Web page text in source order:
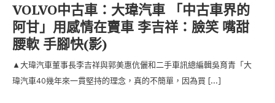
VOLVO中古車：大瑋汽車 「中古車界的
阿甘」用感情在賣車 李吉祥：臉笑 嘴甜
腰軟 手腳快(影)
▲大瑋汽車董事長李吉祥與郭美惠伉儷和二手車訊總編輯吳育青「大
瑋汽車40幾年來一貫堅持的理念，真的不簡單，因為買 […]